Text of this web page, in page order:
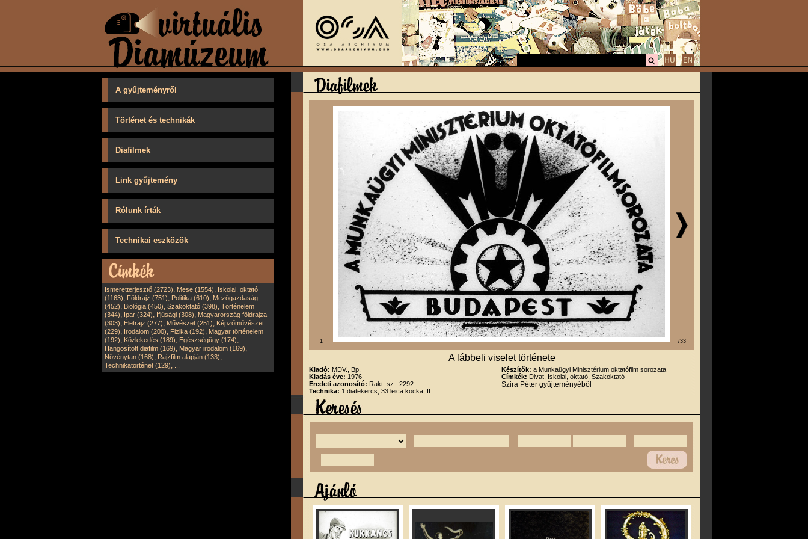
A gyűjteményről
Történet és technikák
Diafilmek
Link gyűjtemény
Rólunk írták
Technikai eszközök
Ismeretterjesztő (2723), Mese (1554), Iskolai, oktató
(1163), Földrajz (751), Politika (610), Mezőgazdaság
(452), Biológia (450), Szakoktató (398), Történelem
(344), Ipar (324), Ifjúsági (308), Magyarország földrajza
(303), Életrajz (277), Művészet (251), Képzőművészet
(229), Irodalom (200), Fizika (192), Magyar történelem
(192), Közlekedés (189), Egészségügy (174),
Hangosított diafilm (169), Magyar irodalom (169),
Növénytan (168), Rajzfilm alapján (133),
Technikatörténet (129),
1 /33
A lábbeli viselet története
Kiadó: MDV., Bp.
Kiadás éve: 1976
Eredeti azonosító: Rakt. sz.: 2292
Technika: 1 diatekercs, 33 leica kocka, ff.
Készítők: a Munkaügyi Minisztérium oktatófilm sorozata
Címkék: Divat, Iskolai, oktató, Szakoktató
Szira Péter gyűjteményéből